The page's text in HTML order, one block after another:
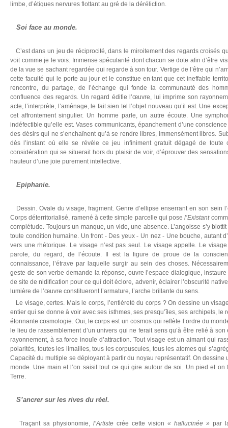
limbe, d’étiques nervures flottant au gré de la déréliction.
Soi face au monde.
C’est dans un jeu de réciprocité, dans le miroitement des regards croisés
voit comme je le vois. Immense spécularité dont chacun se dote afin d’être
de la vue se sachant regardée qui regarde à son tour. Vertige de l’être qui
cette faculté qui le porte au jour et le constitue en tant que cet ineffable
rencontre, du partage, de l’échange qui fonde la communauté des
confluence des regards. Un regard édifie l’œuvre, lui imprime son
acte, l’interprète, l’aménage, le fait sien tel l’objet nouveau qu’il est. Une
cet affrontement singulier. Un homme parle, un autre écoute. Une
indéfectible qu’elle est. Vases communicants, épanchement d’une
des désirs qui ne s’enchaînent qu’à se rendre libres, immensément libres.
dès l’instant où elle se révèle ce jeu infiniment gratuit dégagé de toute
considération qui se situerait hors du plaisir de voir, d’éprouver des
hauteur d’une joie purement intellective.
Epiphanie.
Dessin. Ovale du visage, fragment. Genre d’ellipse enserrant en son sein
Corps déterritorialisé, ramené à cette simple parcelle qui posel’Existant
complétude. Toujours un manque, un vide, une absence. L’angoisse s’y
toute condition humaine. Un front - Des yeux - Un nez - Une bouche, autant
vers une rhétorique. Le visage n’est pas seul. Le visage appelle. Le
parole, du regard, de l’écoute. Il est la figure de proue de la
connaissance, l’étrave par laquelle surgir au sein des choses.
geste de son verbe demande la réponse, ouvre l’espace dialogique,
de site de nidification pour ce qui doit éclore, advenir, éclairer l’obscurité
lumière de l’œuvre constitueront l’armature, l’arche brillante du sens.
Le visage, certes. Mais le corps, l’entièreté du corps ? On dessine un
entier qui se donne à voir avec ses isthmes, ses presqu’îles, ses archipels, le
étonnante cosmologie. Oui, le corps est un cosmos qui reflète l’ordre du
le lieu de rassemblement d’un univers qui ne ferait sens qu’à être relié à
rayonnement, à sa force inouïe d’attraction. Tout visage est un aimant qui
polarités, toutes les limailles, tous les corpuscules, tous les atomes qui
Capacité du multiple se déployant à partir du noyau représentatif. On
monde. Une main et l’on saisit tout ce qui gire autour de soi. Un pied et
Terre.
S’ancrer sur les rives du réel.
Traçant sa physionomie, l’Artiste crée cette vision « hallucinée » par